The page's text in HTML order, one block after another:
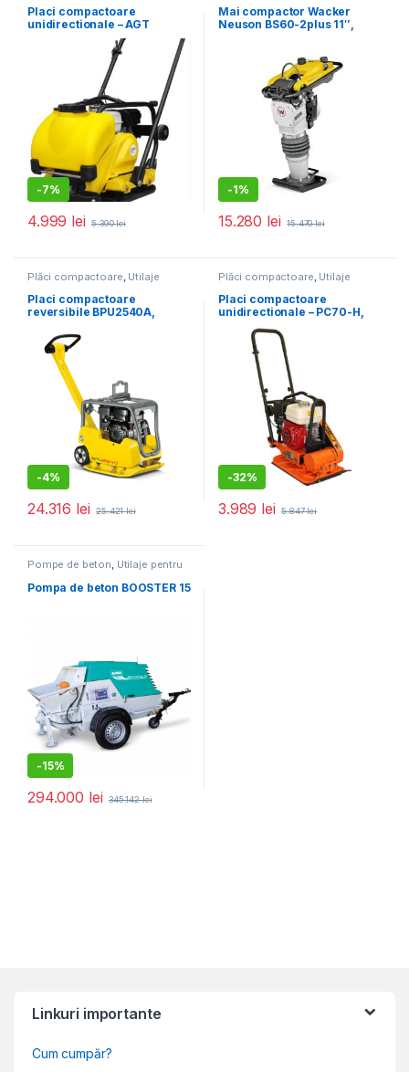
Placi compactoare
unidirectionale – AGT
PCL100 GX160 cu pad pt.
pavele, rezervor de apa si
roti ptr transport
-7%
4.999 lei 5.390lei
Mai compactor Wacker
Neuson BS60-2plus 11″,
-1%
15.280 lei 15.470lei
Plăci compactoare Utilaje
pentru construcții
Placi compactoare
reversibile BPU2540A,
OTOR HONDA
GX160,PORNIRE LA SFOARA
-4%
24.316 lei 25.421lei
Plăci compactoare Utilaje
pentru construcții
Placi compactoare
unidirectionale – PC70-H,
11.5 kN, motor Honda,
benzina 5.5 cp, greutate 65
-32%
3.989 lei 5.847lei
Pompe de beton, Utilaje pentru
Pompa de beton BOOSTER 15
-15%
294.000 lei 345.142lei
Linkuri importante
Cum cumpăr?